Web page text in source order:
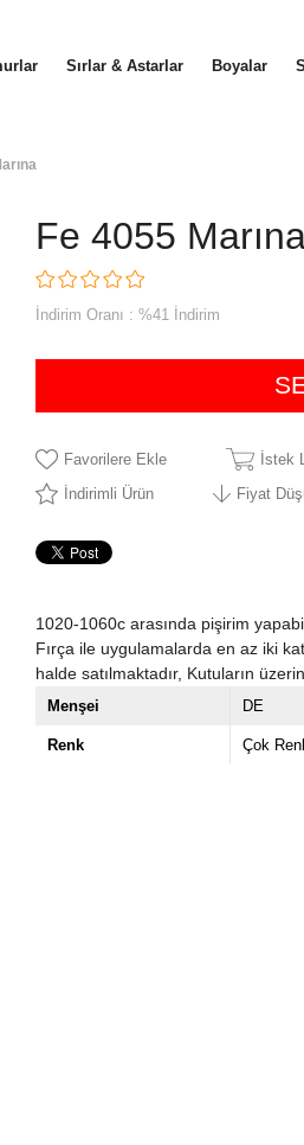
Sırlar & Astarlar Boyalar
Fe 4055
İndirim Oranı : %41 İndirim
Favorilere Ekle İstek
İndirimli Ürün
Fiyat
1020-1060c arasında pişirim
Fırça ile uygulamalarda en az iki
halde satılmaktadır, Kutuların
Menşei DE
Renk Çok